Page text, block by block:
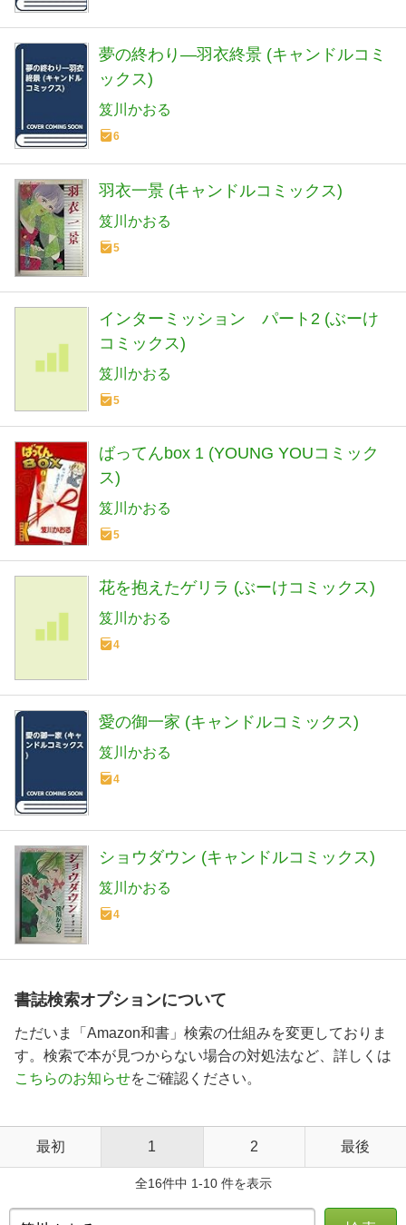
夢の終わり―羽衣終景 (キャンドルコミ
ックス)
笈川かおる
6
羽衣一景 (キャンドルコミックス)
笈川かおる
5
インターミッション パート2 (ぶーけ
コミックス)
笈川かおる
5
ばってんbox 1 (YOUNG YOUコミック
ス)
笈川かおる
5
花を抱えたゲリラ (ぶーけコミックス)
笈川かおる
4
愛の御一家 (キャンドルコミックス)
笈川かおる
4
ショウダウン (キャンドルコミックス)
笈川かおる
4
書誌検索オプションについて
ただいま「Amazon和書」検索の仕組みを変更しておりま
す。検索で本が見つからない場合の対処法など、詳しくは
こちらのお知らせをご確認ください。
最初 1 2 最後
全16件中 1-10 件を表示